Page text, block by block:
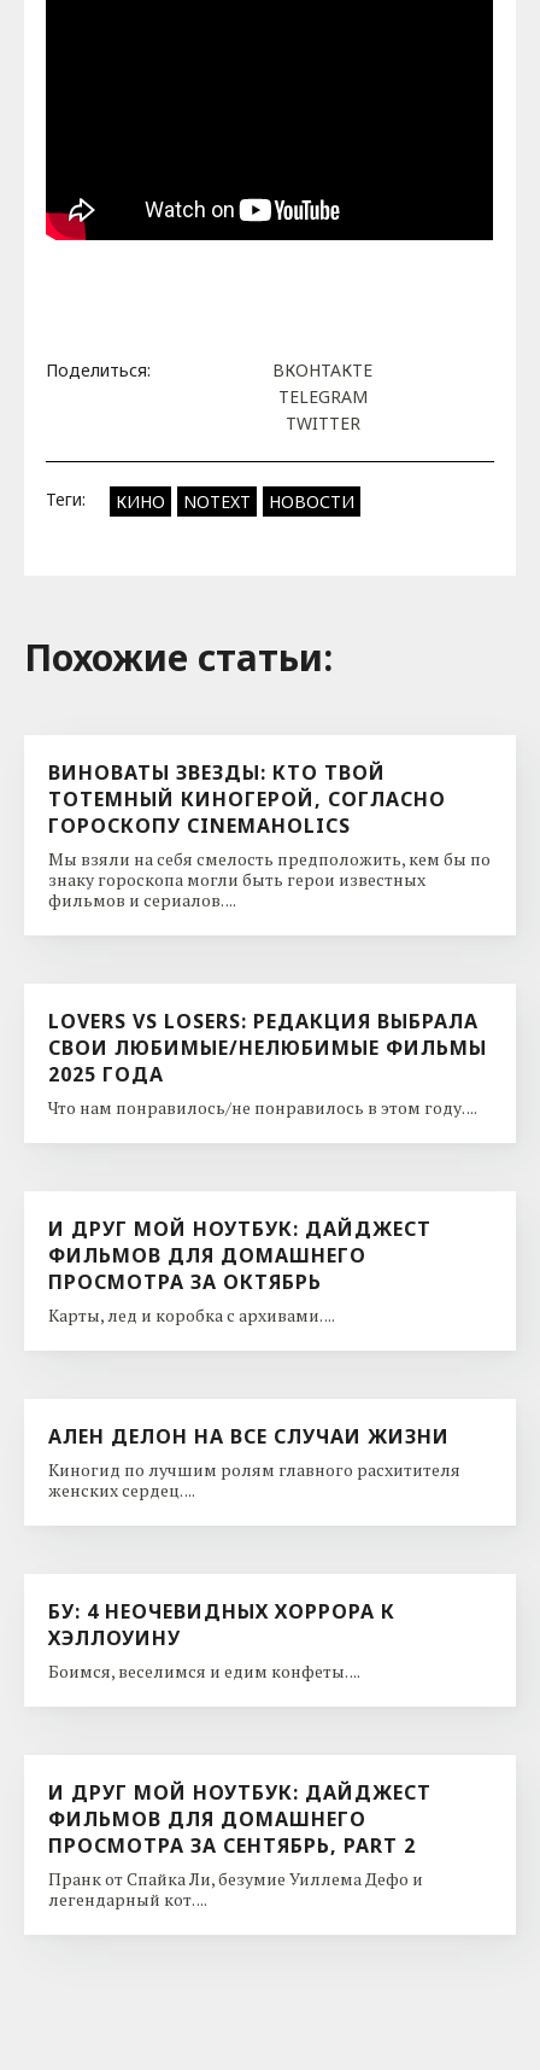
Поделиться:
ВКОНТАКТЕ
TELEGRAM
TWITTER
Теги: КИНО NOTEXT НОВОСТИ
Похожие cтатьи:
ВИНОВАТЫ ЗВЕЗДЫ: КТО ТВОЙ
ТОТЕМНЫЙ КИНОГЕРОЙ, СОГЛАСНО
ГОРОСКОПУ CINEMAHOLICS
Мы взяли на себя смелость предположить, кем бы по
знаку гороскопа могли быть герои известных
фильмов и сериалов. ...
LOVERS VS LOSERS: РЕДАКЦИЯ ВЫБРАЛА
СВОИ ЛЮБИМЫЕ/НЕЛЮБИМЫЕ ФИЛЬМЫ
2025 ГОДА
Что нам понравилось/не понравилось в этом году. ...
И ДРУГ МОЙ НОУТБУК: ДАЙДЖЕСТ
ФИЛЬМОВ ДЛЯ ДОМАШНЕГО
ПРОСМОТРА ЗА ОКТЯБРЬ
Карты, лед и коробка с архивами. ...
АЛЕН ДЕЛОН НА ВСЕ СЛУЧАИ ЖИЗНИ
Киногид по лучшим ролям главного расхитителя
женских сердец. ...
БУ: 4 НЕОЧЕВИДНЫХ ХОРРОРА К
ХЭЛЛОУИНУ
Боимся, веселимся и едим конфеты. ...
И ДРУГ МОЙ НОУТБУК: ДАЙДЖЕСТ
ФИЛЬМОВ ДЛЯ ДОМАШНЕГО
ПРОСМОТРА ЗА СЕНТЯБРЬ, PART 2
Пранк от Спайка Ли, безумие Уиллема Дефо и
легендарный кот. ...